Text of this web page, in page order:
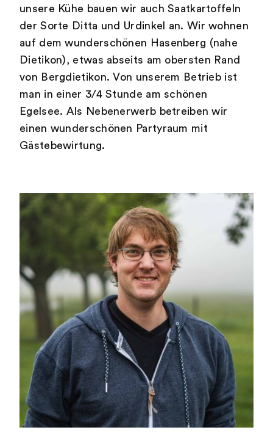
unsere Kühe bauen wir auch Saatkartoffeln
der Sorte Ditta und Urdinkel an. Wir wohnen
auf dem wunderschönen Hasenberg (nahe
Dietikon), etwas abseits am obersten Rand
von Bergdietikon. Von unserem Betrieb ist
man in einer 3/4 Stunde am schönen
Egelsee. Als Nebenerwerb betreiben wir
einen wunderschönen Partyraum mit
Gästebewirtung.